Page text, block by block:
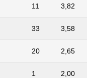
11 3,82
33 3,58
20 2,65
1 2,00